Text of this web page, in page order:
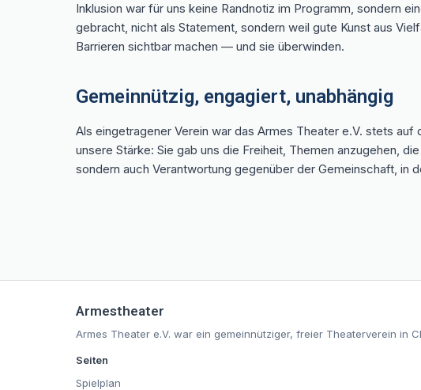
Inklusion war für uns keine Randnotiz im Programm, sondern
gebracht, nicht als Statement, sondern weil gute Kunst aus
Barrieren sichtbar machen — und sie überwinden.
Gemeinnützig, engagiert, unabhängig
Als eingetragener Verein war das Armes Theater e.V. stets
unsere Stärke: Sie gab uns die Freiheit, Themen anzugehen,
sondern auch Verantwortung gegenüber der Gemeinschaft, in
Armestheater
Armes Theater e.V. war ein gemeinnütziger, freier Theaterverein in
Seiten
Spielplan